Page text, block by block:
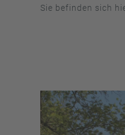
Sie befinden sich